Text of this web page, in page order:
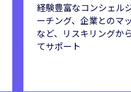
経験豊富なコンシェルジ
ーチング、企業とのマ
など、リスキリングか
てサポート